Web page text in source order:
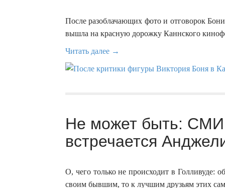
После разоблачающих фото и отговорок
вышла на красную дорожку Каннского
Читать далее →
Не может быть: СМИ
встречается
О, чего только не происходит в Голливуде:
своим бывшим, то к лучшим друзьям этих